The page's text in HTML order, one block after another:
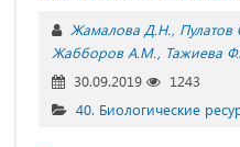
Жамалова Д.Н. Пулатов
Жабборов А.М.
Тажиева
30.09.2019
1243
40. Биологические